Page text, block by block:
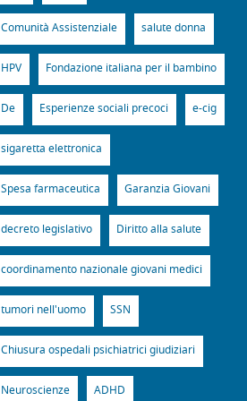
Comunità Assistenziale salute donna
HPV Fondazione italiana per il bambino
De Esperienze sociali precoci e-cig
sigaretta elettronica
Spesa farmaceutica Garanzia Giovani
decreto legislativo Diritto alla salute
coordinamento nazionale giovani medici
tumori nell'uomo SSN
Chiusura ospedali psichiatrici giudiziari
Neuroscienze ADHD